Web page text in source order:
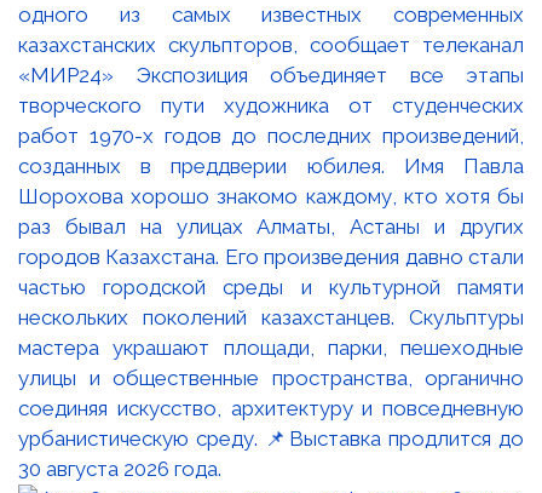
одного из самых известных современных
казахстанских скульпторов, сообщает телеканал
«МИР24» Экспозиция объединяет все этапы
творческого пути художника от студенческих
работ 1970-х годов до последних произведений,
созданных в преддверии юбилея. Имя Павла
Шорохова хорошо знакомо каждому, кто хотя бы
раз бывал на улицах Алматы, Астаны и других
городов Казахстана. Его произведения давно стали
частью городской среды и культурной памяти
нескольких поколений казахстанцев. Скульптуры
мастера украшают площади, парки, пешеходные
улицы и общественные пространства, органично
соединяя искусство, архитектуру и повседневную
урбанистическую среду. 📌Выставка продлится до
30 августа 2026 года.